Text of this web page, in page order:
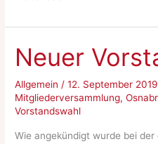
das
für
Seebrücke
Osnabrück
Neuer
Allgemein /12. September 2019
Mitgliederversammlung,
Vorstandswahl
Wie angekündigt wurde bei der